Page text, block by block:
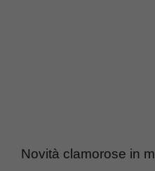
Novità clamorose in